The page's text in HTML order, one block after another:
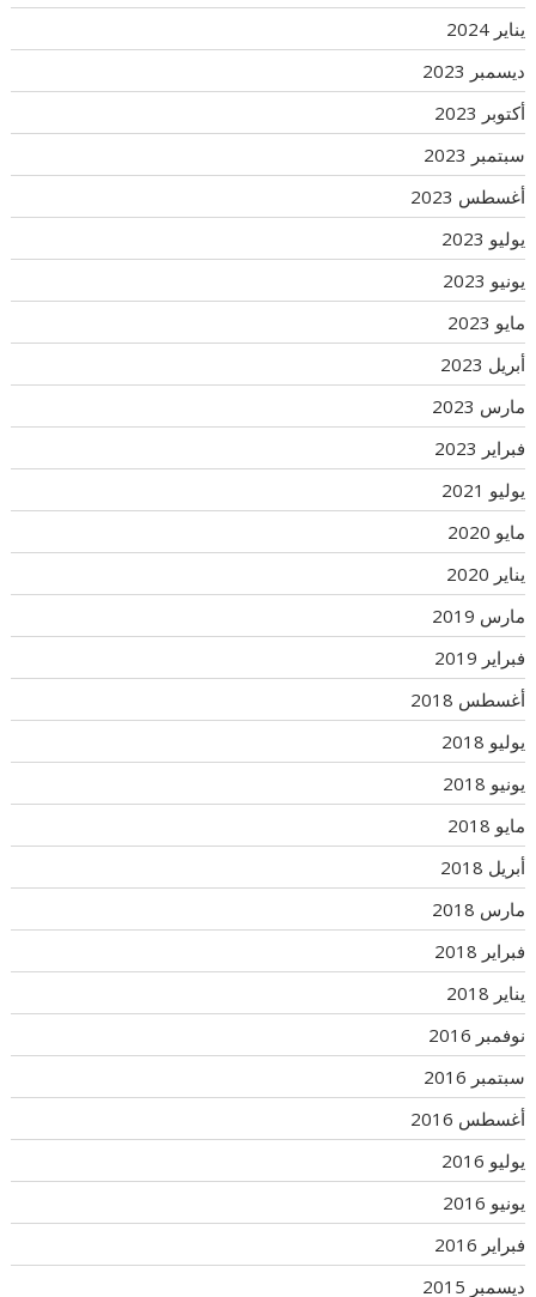
يناير 2024
ديسمبر 2023
أكتوبر 2023
سبتمبر 2023
أغسطس 2023
يوليو 2023
يونيو 2023
مايو 2023
أبريل 2023
مارس 2023
فبراير 2023
يوليو 2021
مايو 2020
يناير 2020
مارس 2019
فبراير 2019
أغسطس 2018
يوليو 2018
يونيو 2018
مايو 2018
أبريل 2018
مارس 2018
فبراير 2018
يناير 2018
نوفمبر 2016
سبتمبر 2016
أغسطس 2016
يوليو 2016
يونيو 2016
فبراير 2016
ديسمبر 2015